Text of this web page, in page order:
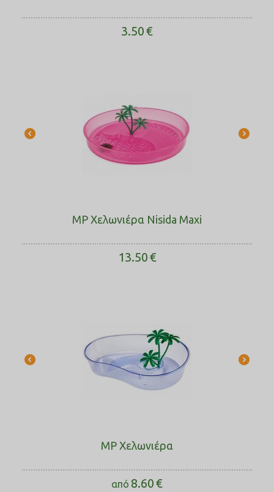
3.50€
MP Χελωνιέρα Nisida Maxi
13.50€
MP Χελωνιέρα
από 8.60€